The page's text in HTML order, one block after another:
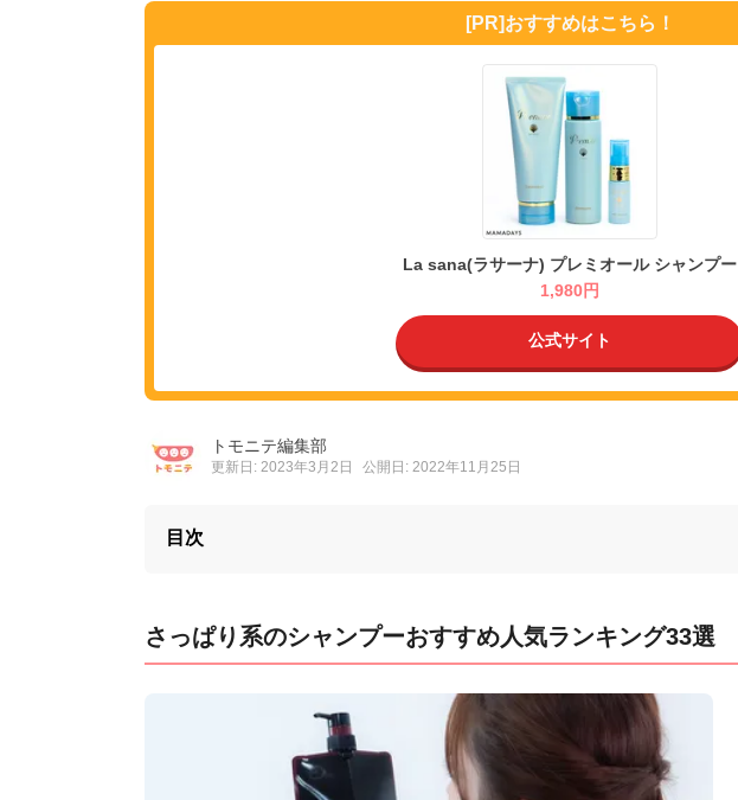
[PR]おすすめはこちら！
La sana(ラサーナ) プレミオール シャンプー
1,980円
公式サイト
トモニテ編集部
更新日: 2023年3月2日 公開日: 2022年11月25日
目次
さっぱり系のシャンプーおすすめ人気ランキング33選